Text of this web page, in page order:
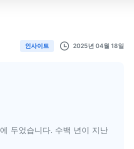
인사이트 2025년 04월 18일
두었습니다. 수백 년이 지난